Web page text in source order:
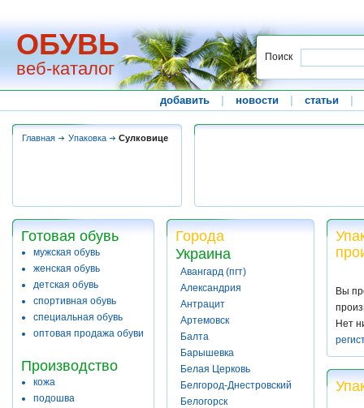
ОБУВЬ
веб-каталог
Поиск
добавить новости статьи
Главная Упаковка Сулковице
Готовая обувь
мужская обувь
женская обувь
детская обувь
спортивная обувь
специальная обувь
оптовая продажа обуви
Производство
кожа
подошва
Города
Украина
Авангард (пгт)
Александрия
Антрацит
Артемовск
Балта
Барышевка
Белая Церковь
Белгород-Днестровский
Белогорск
Вы
Нет